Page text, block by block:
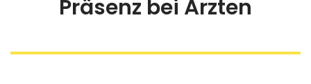
Präsenz bei Ärzten